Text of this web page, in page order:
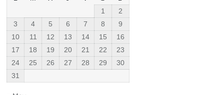
1
2
3
4 5 6 7 8
9
10
11 12 13 14 15
16
17
18 19 20 21 22
23
24
25 26 27 28 29
30
31